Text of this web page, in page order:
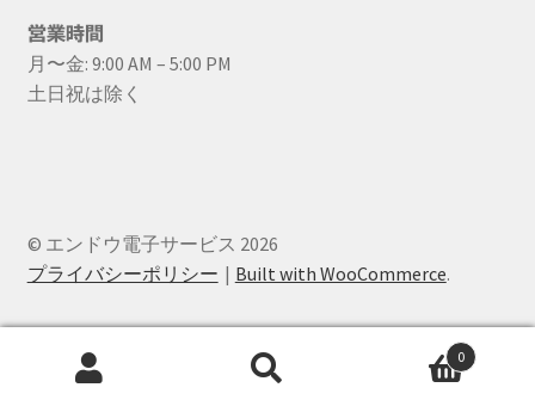
営業時間
月〜金: 9:00 AM – 5:00 PM
土日祝は除く
© エンドウ電子サービス 2026
プライバシーポリシー
Built with WooCommerce.
0